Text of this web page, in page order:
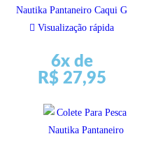
Visualização rápida
6x de
R$27,95